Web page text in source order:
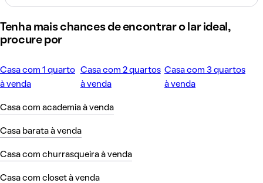
Tenha mais chances de encontrar o lar ideal,
procure por
Casa com 1 quarto
à venda
Casa com 2 quartos
à venda
Casa com 3 quartos
à venda
Casa com academia à venda
Casa barata à venda
Casa com churrasqueira à venda
Casa com closet à venda